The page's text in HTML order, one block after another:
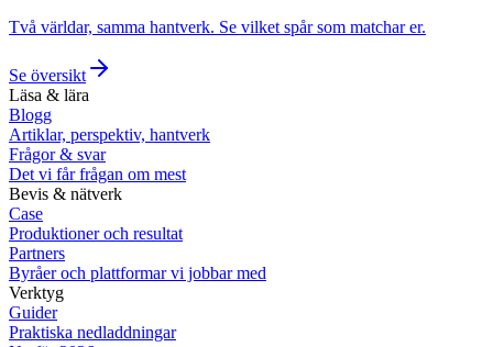
Två världar, samma hantverk. Se vilket spår som matchar er.
Se översikt
Läsa & lära
Blogg
Artiklar, perspektiv, hantverk
Frågor & svar
Det vi får frågan om mest
Bevis & nätverk
Case
Produktioner och resultat
Partners
Byråer och plattformar vi jobbar med
Verktyg
Guider
Praktiska nedladdningar